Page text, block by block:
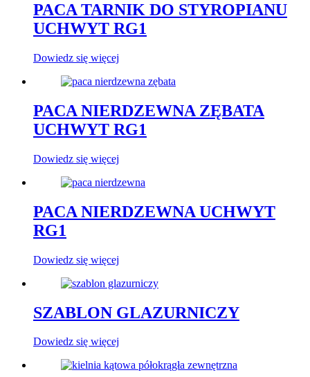
PACA TARNIK DO STYROPIANU
UCHWYT RG1
Dowiedz się więcej
PACA NIERDZEWNA ZĘBATA
UCHWYT RG1
Dowiedz się więcej
PACA NIERDZEWNA UCHWYT
RG1
Dowiedz się więcej
SZABLON GLAZURNICZY
Dowiedz się więcej